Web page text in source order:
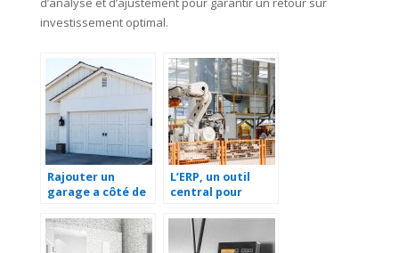
investissement optimal.
Rajouter un
garage a côté de
L’ERP, un outil
central pour
gestion d’une
entreprise